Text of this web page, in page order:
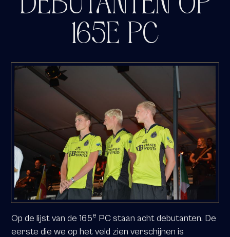
165E PC
Op de lijst van de 165e PC staan acht debutanten. De
eerste die we op het veld zien verschijnen is